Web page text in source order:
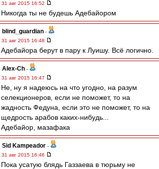
31 авг 2015 16:52
Никогда ты не будешь Адебайором
blind_guardian -
31 авг 2015 16:48
Адебайора берут в пару к Луишу. Всё логично.
Alex-Ch -
31 авг 2015 16:47
Не, ну я надеюсь на что угодно, на разум
селекционеров, если не поможет, то на
жадность Федуна, если это не поможет, то на
щедрость арабов каких-нибудь...
Адебайор, мазафака
Sid Kampeador -
31 авг 2015 16:46
Пока усатую блядь Газзаева в тюрьму не